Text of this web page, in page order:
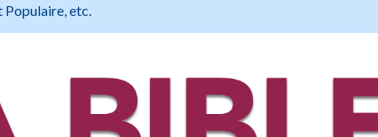
Populaire, etc.